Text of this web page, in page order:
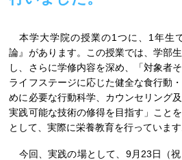
本学大学院の授業の1つに、1年生
論』があります。この授業では、学部
し、さらに学修内容を深め、「対象者
ライフステージに応じた健全な食行動
めに必要な行動科学、カウンセリング
実践可能な技術の修得を目指す」こと
として、実際に栄養教育を行っています
今回、実践の場として、9月23日（